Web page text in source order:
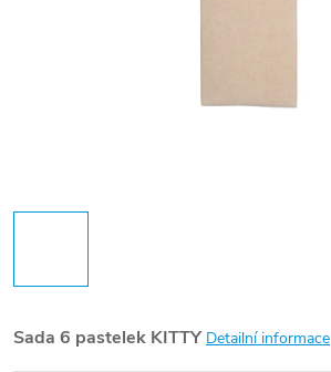
Sada 6 pastelek KITTY Detailní informace